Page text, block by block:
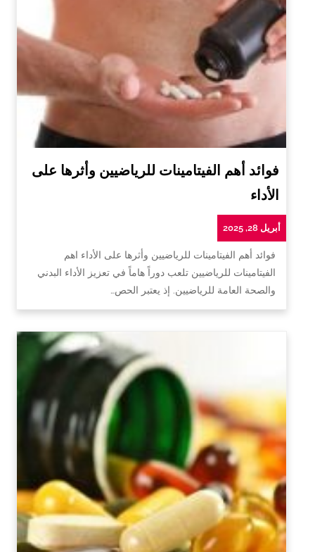
فوائد أهم الفيتامينات للرياضيين وأثرها على
الأداء
أبريل 28, 2025
فوائد أهم الفيتامينات للرياضيين وأثرها على الأداء اهم
الفيتامينات للرياضيين تلعب دوراً هاماً في تعزيز الأداء البدني
والصحة العامة للرياضيين. إذ يعتبر الحص…